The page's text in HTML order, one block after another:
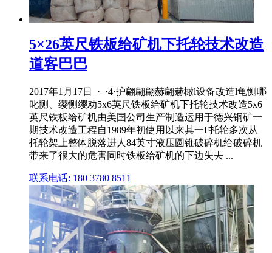
5×26英尺铁板给矿机下托轮技术改造
道客巴巴
2017年1月17日 · ·4·护翩翩翩赫翩赫橄l设备改造l龟恻哪
叱恻、缨恻缨劝5x6英尺铁板给矿机下托轮技术改造5x6
英尺铁板给矿机由美国公司生产制造运用于德兴铜矿一
期技术改造工程自1989年初使用以来其一F托轮多次从
托轮架上整体脱落进人84英寸液压圆锥破碎机给破碎机
带来了很大的危害同时铁板给矿机的下边失去 ...
联系电话: 180 3780 8511